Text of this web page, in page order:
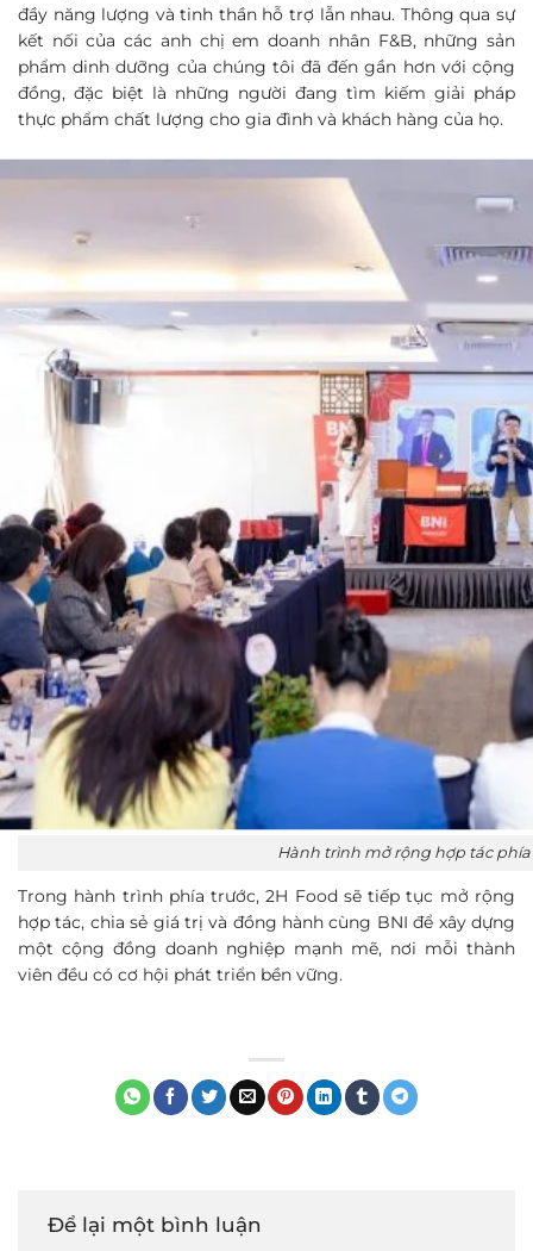
đầy năng lượng và tinh thần hỗ trợ lẫn nhau. Thông qua sự
kết nối của các anh chị em doanh nhân F&B, những sản
phẩm dinh dưỡng của chúng tôi đã đến gần hơn với cộng
đồng, đặc biệt là những người đang tìm kiếm giải pháp
thực phẩm chất lượng cho gia đình và khách hàng của họ.
Hành trình mở rộng hợp tác phía
Trong hành trình phía trước, 2H Food sẽ tiếp tục mở rộng
hợp tác, chia sẻ giá trị và đồng hành cùng BNI để xây dựng
một cộng đồng doanh nghiệp mạnh mẽ, nơi mỗi thành
viên đều có cơ hội phát triển bền vững.
Để lại một bình luận